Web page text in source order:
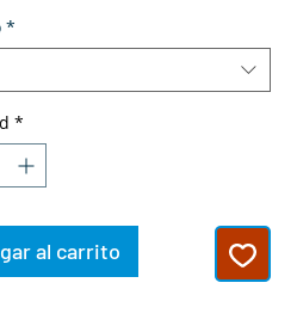
*
*
al carrito